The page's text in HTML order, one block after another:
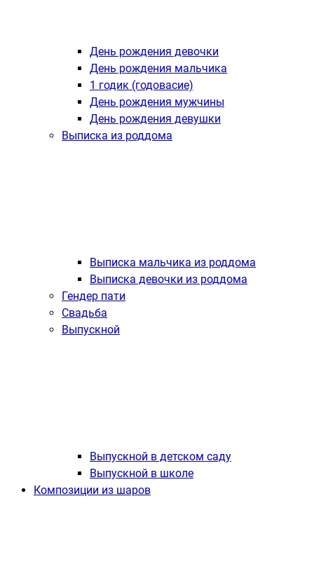
День рождения девочки
День рождения мальчика
1 годик (годовасие)
День рождения мужчины
День рождения девушки
Выписка из роддома
Выписка мальчика из роддома
Выписка девочки из роддома
Гендер пати
Свадьба
Выпускной
Выпускной в детском саду
Выпускной в школе
Композиции из шаров